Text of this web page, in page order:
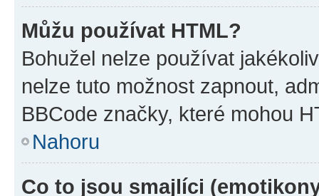
Můžu používat HTML?
Bohužel nelze používat
nelze tuto možnost zapnout,
BBCode značky, které mohou
Nahoru
Co to jsou smajlíci